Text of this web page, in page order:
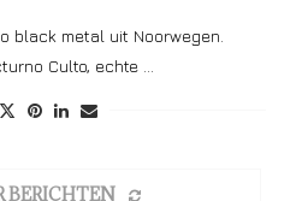
black metal uit Noorwegen.
Culto, echte …
BERICHTEN